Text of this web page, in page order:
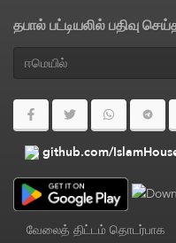
தபால் பட்டியலில் பதிவு
github.com/
வேலைத் திட்டம் தொடர்பாக